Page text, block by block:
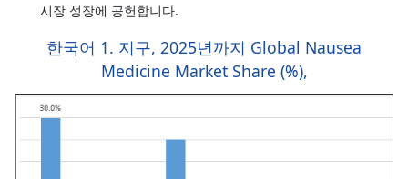
시장 성장에 공헌합니다.
한국어 1. 지구, 2025년까지 Global Nausea
Medicine Market Share (%),